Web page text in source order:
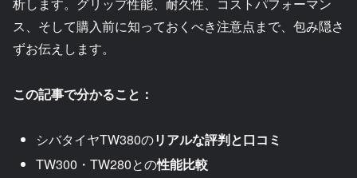
ス、そして購入前に知っておくべき注意点まで、包み隠さ
ずお伝えします。
この記事で分かること：
シバタイヤTW380のリアルな評判と口コミ
TW300・TW280との性能比較